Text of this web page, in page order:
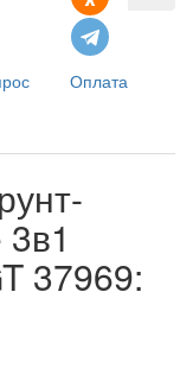
Оплата
37969: